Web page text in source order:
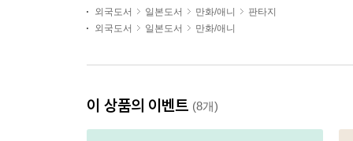
외국도서 일본도서 만화/애니
판타지
외국도서
일본도서 만화/애니
이 상품의 이벤트 (8개)